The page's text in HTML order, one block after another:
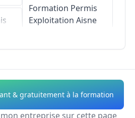
Formation Permis
Exploitation Aisne
Formation Permis
ExploitationAlpes-
de-Haute-Provence
& gratuitement à la formation
entreprise sur cette page